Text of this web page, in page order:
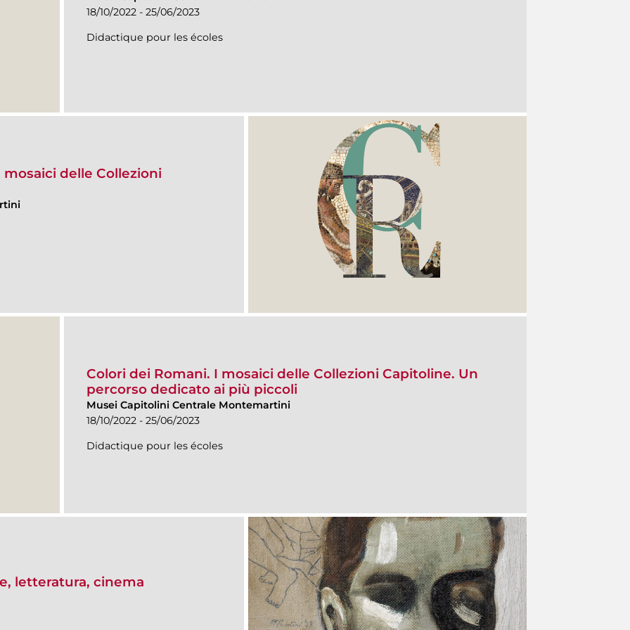
18/10/2022 - 25/06/2023
Didactique pour les écoles
delle Collezioni
Colori dei Romani. I mosaici delle Collezioni Capitoline. Un
percorso dedicato ai più piccoli
Musei Capitolini Centrale Montemartini
18/10/2022 - 25/06/2023
Didactique pour les écoles
letteratura, cinema